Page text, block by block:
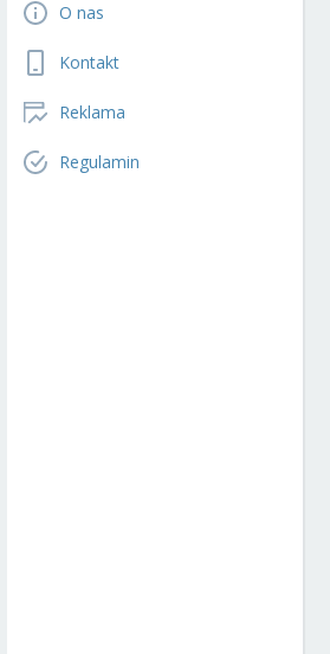
O nas
Kontakt
Reklama
Regulamin